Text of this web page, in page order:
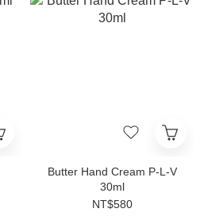
Butter Hand Cream P-L-V
30ml
NT$580